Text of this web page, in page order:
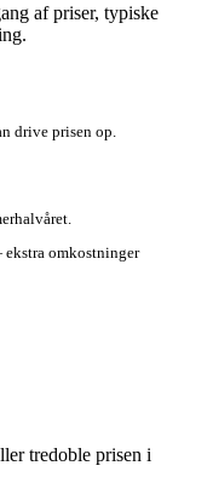
af priser, typiske
drive prisen op.
omkostninger
tredoble prisen i